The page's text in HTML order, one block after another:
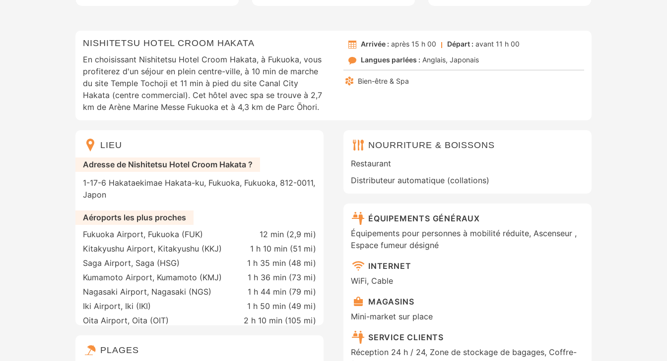
NISHITETSU HOTEL CROOM HAKATA
En choisissant Nishitetsu Hotel Croom Hakata, à Fukuoka, vous
profiterez d'un séjour en plein centre-ville, à 10 min de marche
du site Temple Tochoji et 11 min à pied du site Canal City
Hakata (centre commercial). Cet hôtel avec spa se trouve à 2,7
km de Arène Marine Messe Fukuoka et à 4,3 km de Parc Ōhori.
Arrivée : après 15 h 00 Départ : avant 11 h 00
Langues parlées : Anglais Japonais
Bien-être & Spa
LIEU
Adresse de Nishitetsu Hotel Croom Hakata ?
1-17-6 Hakataekimae Hakata-ku, Fukuoka, Fukuoka, 812-0011,
Japon
Aéroports les plus proches
Fukuoka Airport, Fukuoka (FUK)
12 min (2,9 mi)
Kitakyushu Airport, Kitakyushu (KKJ)
1 h 10 min (51 mi)
Saga Airport, Saga (HSG)
1 h 35 min (48 mi)
Kumamoto Airport, Kumamoto (KMJ)
1 h 36 min (73 mi)
Nagasaki Airport, Nagasaki (NGS)
1 h 44 min (79 mi)
Iki Airport, Iki (IKI)
1 h 50 min (49 mi)
Oita Airport, Oita (OIT)
2 h 10 min (105 mi)
PLAGES
NOURRITURE & BOISSONS
Restaurant
Distributeur automatique (collations)
ÉQUIPEMENTS GÉNÉRAUX
Équipements pour personnes à mobilité réduite, Ascenseur ,
Espace fumeur désigné
INTERNET
WiFi, Cable
MAGASINS
Mini-market sur place
SERVICE CLIENTS
Réception 24 h / 24, Zone de stockage de bagages, Coffre-